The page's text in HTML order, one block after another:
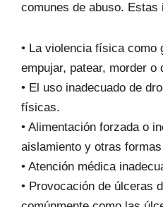
comunes de abuso. Estas
• La violencia física como
empujar, patear, morder o
• El uso inadecuado de
físicas.
• Alimentación forzada o
aislamiento y otras
• Atención médica
• Provocación de úlceras